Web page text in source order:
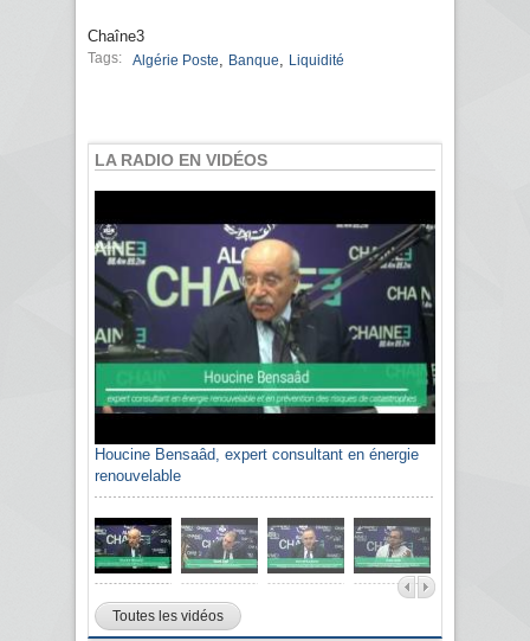
Chaîne3
Tags: Algérie Poste Banque Liquidité
LA RADIO EN VIDÉOS
Houcine Bensaâd, expert consultant en énergie
renouvelable
Toutes les vidéos